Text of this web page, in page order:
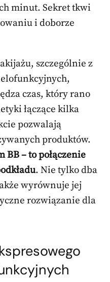
minut. Sekret tkwi
i doborze
szczególnie z
czas, który rano
łączące kilka
pozwalają
produktów.
BB – to połączenie
. Nie tylko dba
wyrównuje jej
rozwiązanie dla